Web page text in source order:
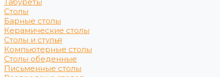
Столы
Барные столы
Керамические столы
Столы и стулья
Компьютерные столы
Столы обеденные
Письменные столы